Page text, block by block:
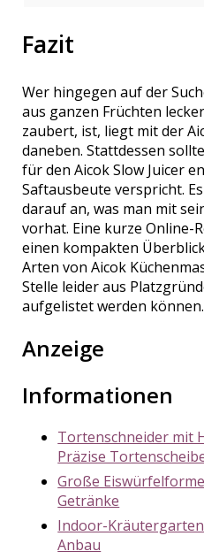
Fazit
Wer hingegen auf der
aus ganzen Früchten
zaubert, ist, liegt mit der
daneben. Stattdessen
für den Aicok Slow Juicer
Saftausbeute verspricht.
darauf an, was man mit
vorhat. Eine kurze Online-
einen kompakten
Arten von Aicok
Stelle leider aus
aufgelistet werden können.
Anzeige
Informationen
Tortenschneider mit
Präzise
Große
Getränke
Indoor-
Anbau